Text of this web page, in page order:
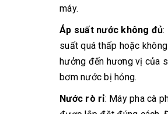
máy.
Áp suất nước không đủ:
suất quá thấp hoặc
hưởng đến hương vị của
bơm nước bị hỏng.
Nước rò rỉ: Máy pha cà